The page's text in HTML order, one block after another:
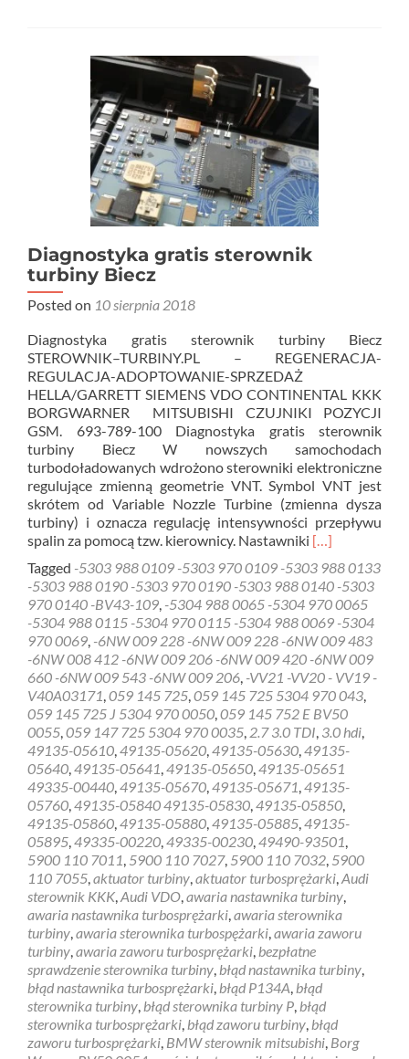
Diagnostyka gratis sterownik
turbiny Biecz
Posted on 10 sierpnia 2018
Diagnostyka gratis sterownik turbiny Biecz
STEROWNIK–TURBINY.PL – REGENERACJA-
REGULACJA-ADOPTOWANIE-SPRZEDAŻ
HELLA/GARRETT SIEMENS VDO CONTINENTAL KKK
BORGWARNER MITSUBISHI CZUJNIKI POZYCJI
GSM. 693-789-100 Diagnostyka gratis sterownik
turbiny Biecz W nowszych samochodach
turbodoładowanych wdrożono sterowniki elektroniczne
regulujące zmienną geometrie VNT. Symbol VNT jest
skrótem od Variable Nozzle Turbine (zmienna dysza
turbiny) i oznacza regulację intensywności przepływu
spalin za pomocą tzw. kierownicy. Nastawniki Read
about
Diagnostyka
gratis
sterownik
turbiny
Biecz
[…]
Tagged -5303 988 0109 -5303 970 0109 -5303 988 0133
-5303 988 0190 -5303 970 0190 -5303 988 0140 -5303
970 0140 -BV43-109, -5304 988 0065 -5304 970 0065
-5304 988 0115 -5304 970 0115 -5304 988 0069 -5304
970 0069, -6NW 009 228 -6NW 009 228 -6NW 009 483
-6NW 008 412 -6NW 009 206 -6NW 009 420 -6NW 009
660 -6NW 009 543 -6NW 009 206, -VV21 -VV20 - VV19 -
V40A03171,059 145 725,059 145 725 5304 970 043,
059 145 725 J 5304 970 0050,059 145 752 E BV50
0055,059 147 725 5304 970 0035, 2.7 3.0 TDI, 3.0 hdi,
49135-05610,49135-05620,49135-05630,49135-
05640,49135-05641,49135-05650,49135-05651
49335-00440,49135-05670,49135-05671,49135-
05760,49135-05840 49135-05830,49135-05850,
49135-05860,49135-05880,49135-05885,49135-
05895,49335-00220,49335-00230,49490-93501,
5900 110 7011, 5900 110 7027, 5900 110 7032, 5900
110 7055,aktuator turbiny,aktuator turbosprężarki,Audi
sterownik KKK,Audi VDO,awaria nastawnika turbiny,
awaria nastawnika turbosprężarki,awaria sterownika
turbiny,awaria sterownika turbospężarki,awaria zaworu
turbiny,awaria zaworu turbosprężarki, bezpłatne
sprawdzenie sterownika turbiny, błąd nastawnika turbiny,
błąd nastawnika turbosprężarki, błąd P134A, błąd
sterownika turbiny, błąd sterownika turbiny P, błąd
sterownika turbosprężarki, błąd zaworu turbiny, błąd
zaworu turbosprężarki, BMW sterownik mitsubishi, Borg